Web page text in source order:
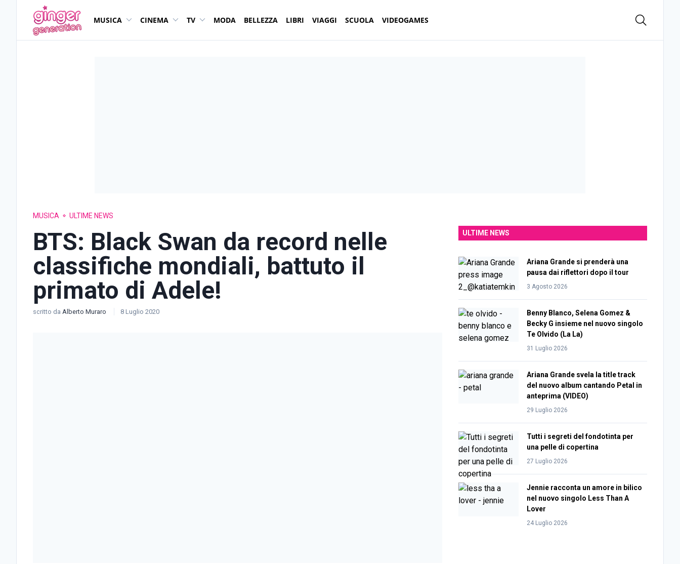
MUSICA CINEMA TV MODA BELLEZZA LIBRI VIAGGI SCUOLA VIDEOGAMES
MUSICA ULTIME NEWS
BTS: Black Swan da record nelle
classifiche mondiali, battuto il
primato di Adele!
scritto da Alberto Muraro 8 Luglio 2020
ULTIME NEWS
Ariana Grande si prenderà una
pausa dai riflettori dopo il tour
3 Agosto 2026
Benny Blanco, Selena Gomez &
Becky G insieme nel nuovo singolo
Te Olvido (La La)
31 Luglio 2026
Ariana Grande svela la title track
del nuovo album cantando Petal in
anteprima (VIDEO)
29 Luglio 2026
Tutti i segreti del fondotinta per
una pelle di copertina
27 Luglio 2026
Jennie racconta un amore in bilico
nel nuovo singolo Less Than A
Lover
24 Luglio 2026